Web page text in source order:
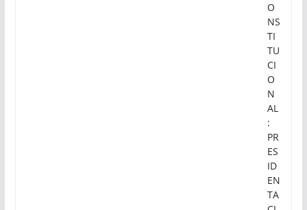
O
NS
TI
TU
CI
O
N
AL
:
PR
ES
ID
EN
TA